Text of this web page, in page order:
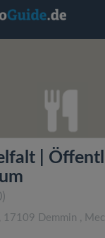
|
17109 Demmin ,